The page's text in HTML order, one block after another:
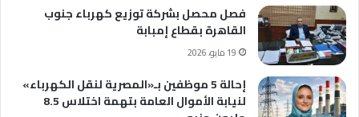
فصل محصل بشركة توزيع كهرباء جنوب
القاهرة بقطاع إمبابة
19 مايو، 2026
إحالة 5 موظفين بـ«المصرية لنقل الكهرباء»
لنيابة الأموال العامة بتهمة اختلاس 8.5